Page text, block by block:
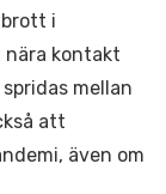
i
nära kontakt
mellan
att
även om